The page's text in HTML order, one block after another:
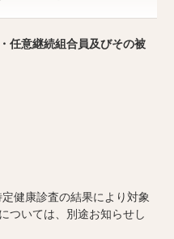
任意継続組合員及びその被
健康診査の結果により対象
ついては、別途お知らせし